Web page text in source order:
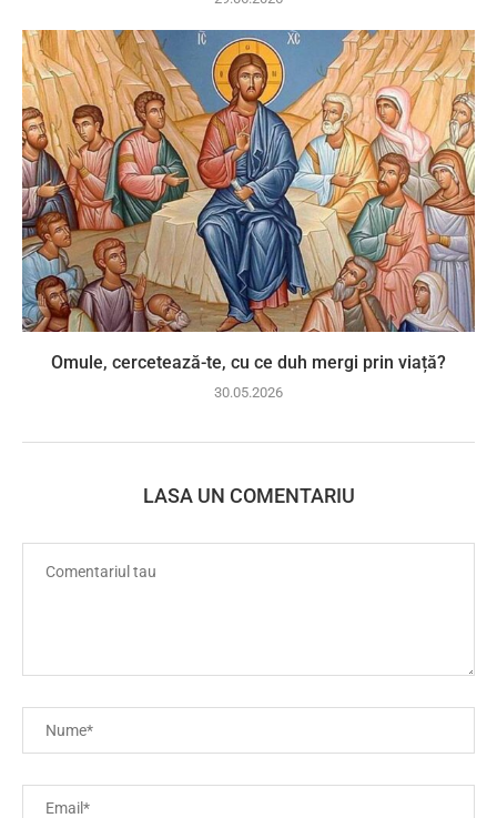
Omule, cercetează-te, cu ce duh mergi prin viață?
30.05.2026
LASA UN COMENTARIU